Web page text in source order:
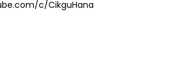
c/CikguHana